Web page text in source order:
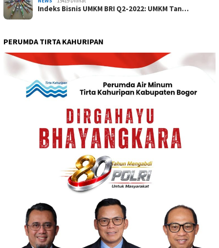
Indeks Bisnis UMKM BRI Q2-2022: UMKM Tan…
PERUMDA TIRTA KAHURIPAN